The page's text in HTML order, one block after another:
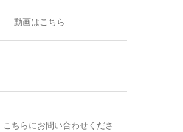
動画はこちら
ちらにお問い合わせくださ